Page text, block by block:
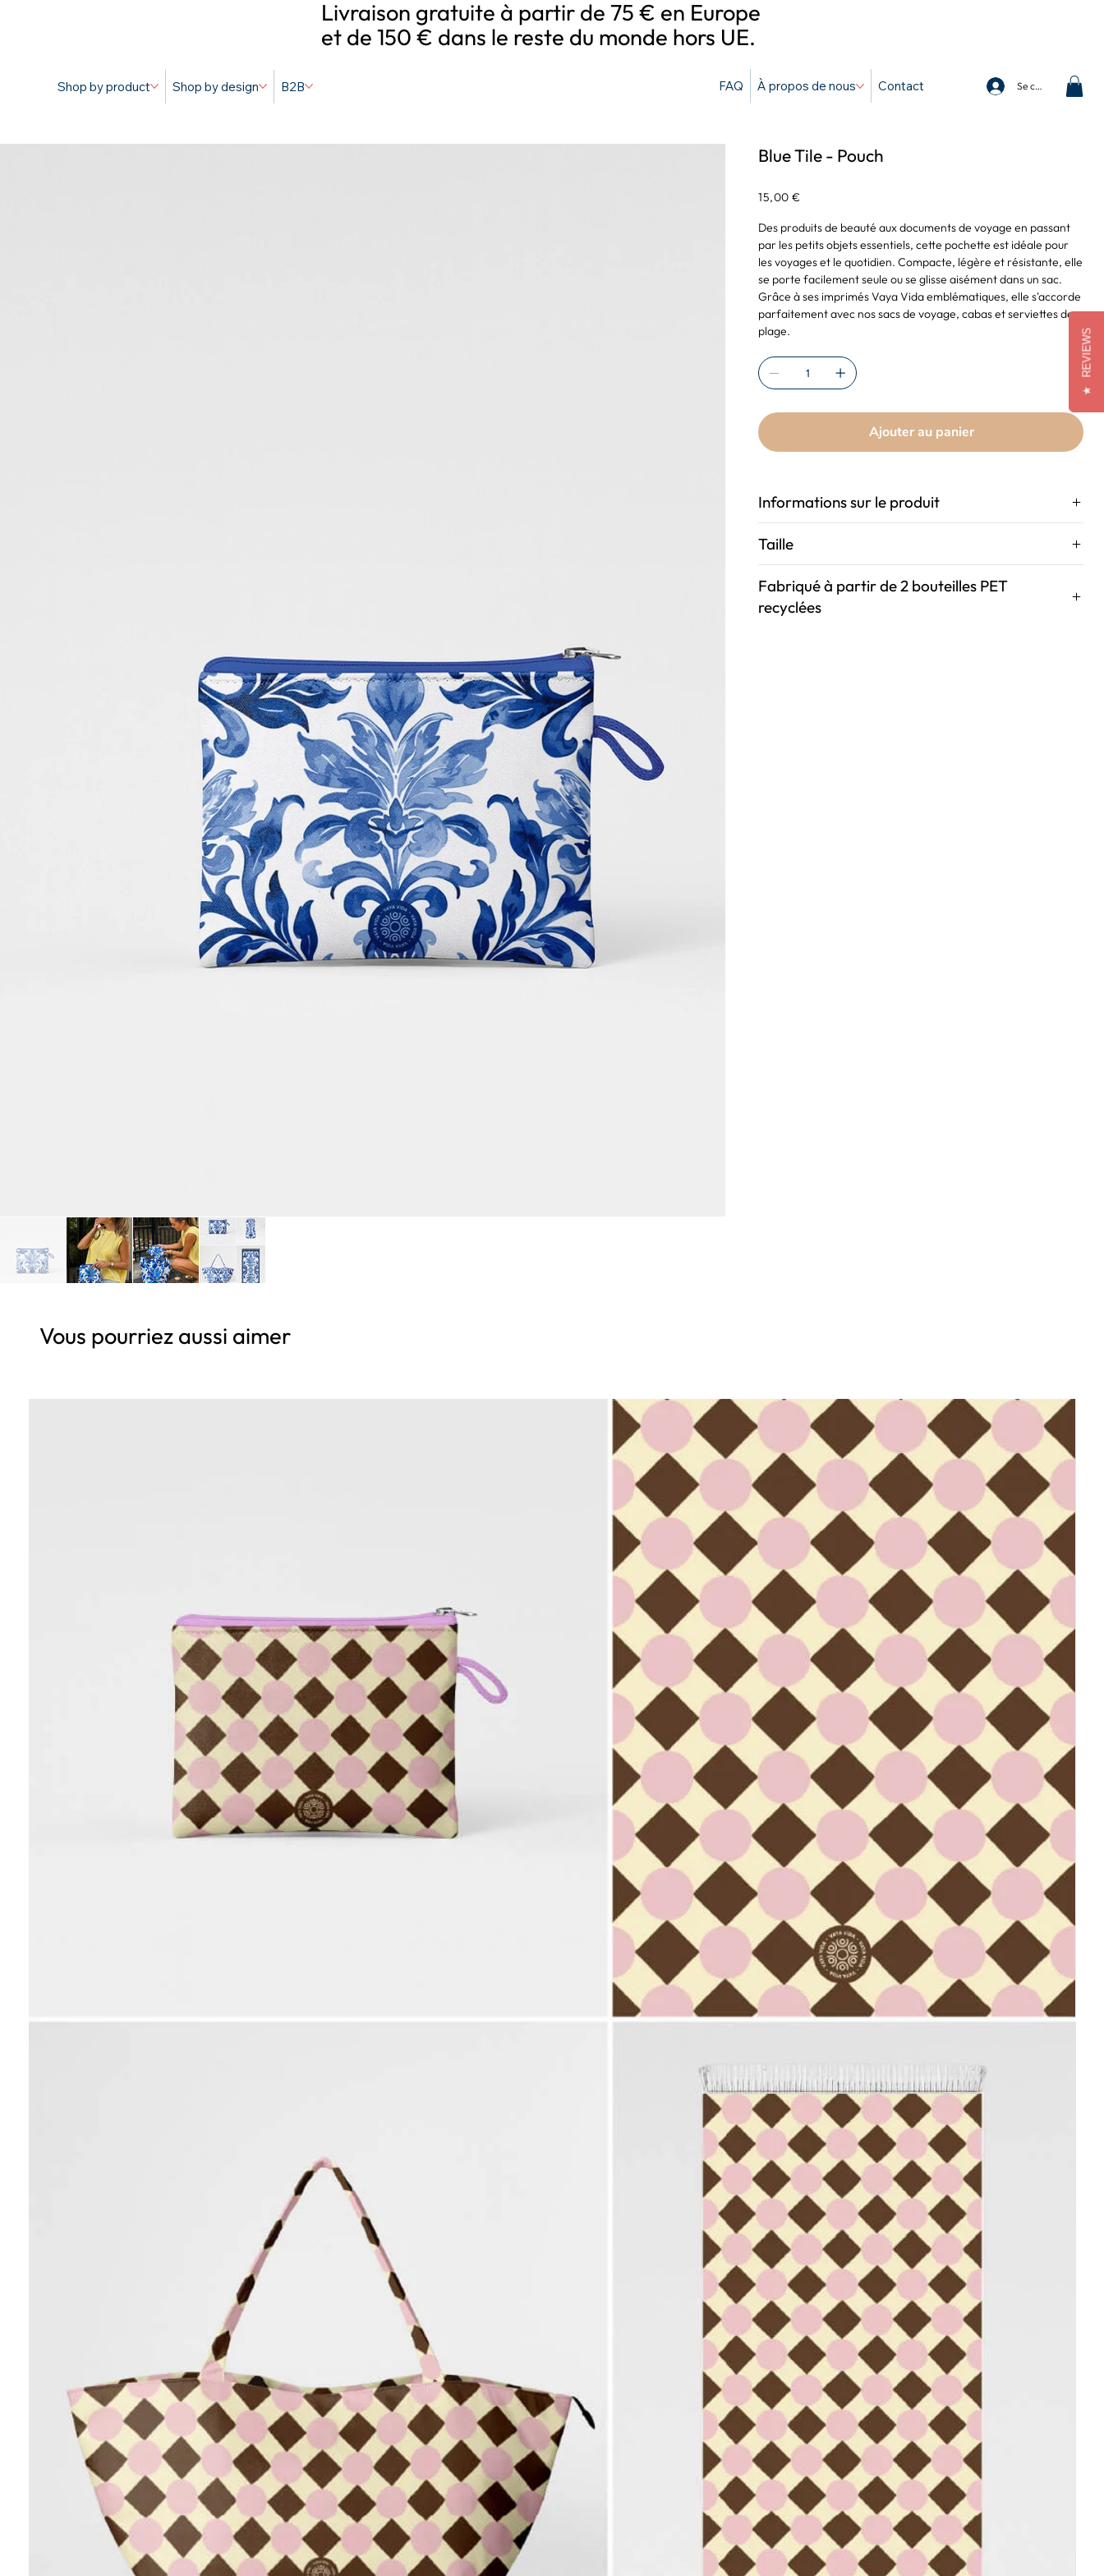
Shop by product Shop by design B2B Se connecter
FAQ À propos de nous Contact
Livraison gratuite à partir de 75 € en Europe
et de 150 € dans le reste du monde hors UE.
Blue Tile - Pouch
15,00 €
Des produits de beauté aux documents de voyage en passant
par les petits objets essentiels, cette pochette est idéale pour
les voyages et le quotidien. Compacte, légère et résistante, elle
se porte facilement seule ou se glisse aisément dans un sac.
Grâce à ses imprimés Vaya Vida emblématiques, elle s'accorde
parfaitement avec nos sacs de voyage, cabas et serviettes de
plage.
Ajouter au panier
Informations sur le produit
Taille
Fabriqué à partir de 2 bouteilles PET
recyclées
Vous pourriez aussi aimer
★
REVIEWS